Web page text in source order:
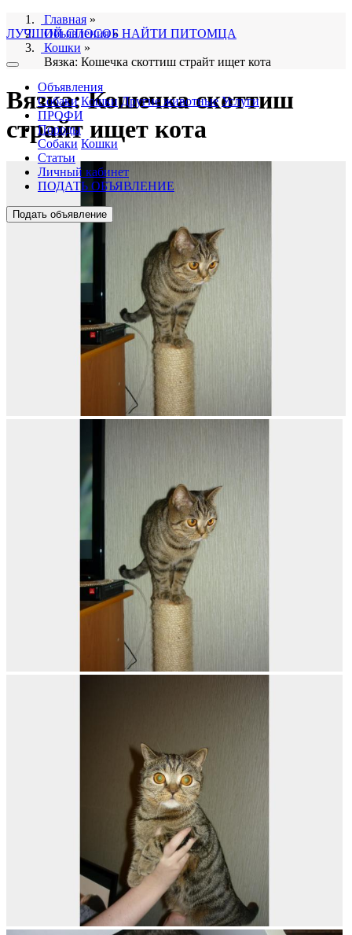
ЛУЧШИЙ СПОСОБ НАЙТИ ПИТОМЦА
Объявления
Собаки Кошки Другие животные Услуги
ПРОФИ
Породы
Собаки Кошки
Статьи
Личный кабинет
ПОДАТЬ ОБЪЯВЛЕНИЕ
Подать объявление
Главная »
Объявления»
Кошки »
Вязка: Кошечка скоттиш страйт ищет кота
Вязка: Кошечка скоттиш
страйт ищет кота